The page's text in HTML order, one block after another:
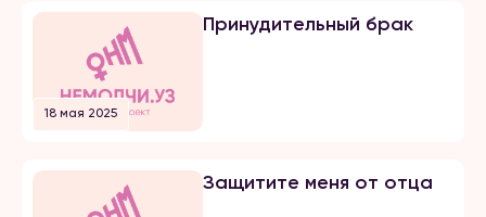
мне сделал предложение. Мы […]
18 мая 2025
Принудительный брак
Защитите меня от отца